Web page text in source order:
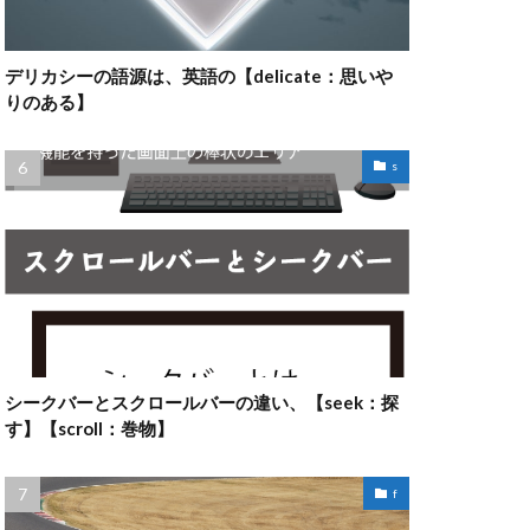
デリカシーの語源は、英語の【delicate：思いや
りのある】
s
シークバーとスクロールバーの違い、【seek：探
す】【scroll：巻物】
f